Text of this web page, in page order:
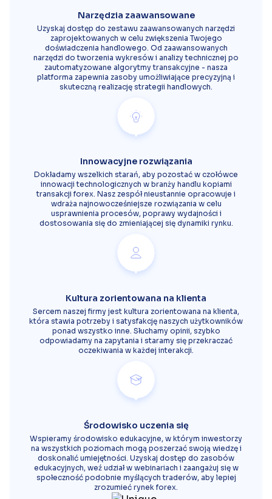
Narzędzia zaawansowane
Uzyskaj dostęp do zestawu zaawansowanych narzędzi
zaprojektowanych w celu zwiększenia Twojego
doświadczenia handlowego. Od zaawansowanych
narzędzi do tworzenia wykresów i analizy technicznej po
zautomatyzowane algorytmy transakcyjne - nasza
platforma zapewnia zasoby umożliwiające precyzyjną i
skuteczną realizację strategii handlowych.
Innowacyjne rozwiązania
Dokładamy wszelkich starań, aby pozostać w czołówce
innowacji technologicznych w branży handlu kopiami
transakcji forex. Nasz zespół nieustannie opracowuje i
wdraża najnowocześniejsze rozwiązania w celu
usprawnienia procesów, poprawy wydajności i
dostosowania się do zmieniającej się dynamiki rynku.
Kultura zorientowana na klienta
Sercem naszej firmy jest kultura zorientowana na klienta,
która stawia potrzeby i satysfakcję naszych użytkowników
ponad wszystko inne. Słuchamy opinii, szybko
odpowiadamy na zapytania i staramy się przekraczać
oczekiwania w każdej interakcji.
Środowisko uczenia się
Wspieramy środowisko edukacyjne, w którym inwestorzy
na wszystkich poziomach mogą poszerzać swoją wiedzę i
doskonalić umiejętności. Uzyskaj dostęp do zasobów
edukacyjnych, weź udział w webinariach i zaangażuj się w
społeczność podobnie myślących traderów, aby lepiej
zrozumieć rynek forex.